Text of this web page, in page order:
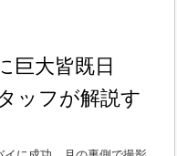
巨大皆既日
ッフが解説す